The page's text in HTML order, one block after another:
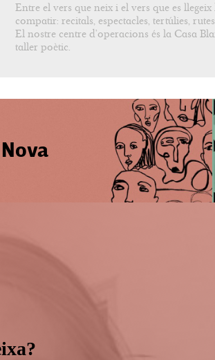
Entre el vers que neix i el vers que es
compatir: recitals, espectacles, tertúlies,
El nostre centre d’operacions és la Casa
taller poètic.
Nova